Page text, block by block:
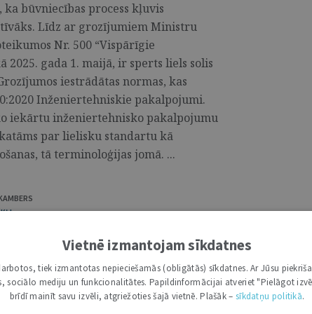
būvniecības process kļuvis
Līdz ar grozījumiem Ministru
Nr. 500 “Vispārīgie
2025. gada 1. maijā, ir sperts liels solis
iestrādātas normas, kas
Inženiertehniskie pakalpojumi.
iekārtu inženiertehnisko pakalpojumu
par lielisku standartu kā
tā terminoloģijas jomā. ...
likumdošanas grozījumi
veido daudzdzīvokļu dzīvojamās
pieder vairākām vai pat ļoti
Vietnē izmantojam sīkdatnes
tiek izmantotas nepieciešamās (obligātās) sīkdatnes. Ar Jūsu
sociālo mediju un funkcionalitātes. Papildinformācijai atveriet "Pielāgot
brīdī mainīt savu izvēli, atgriežoties šajā vietnē. Plašāk – sīkdatņu politikā.